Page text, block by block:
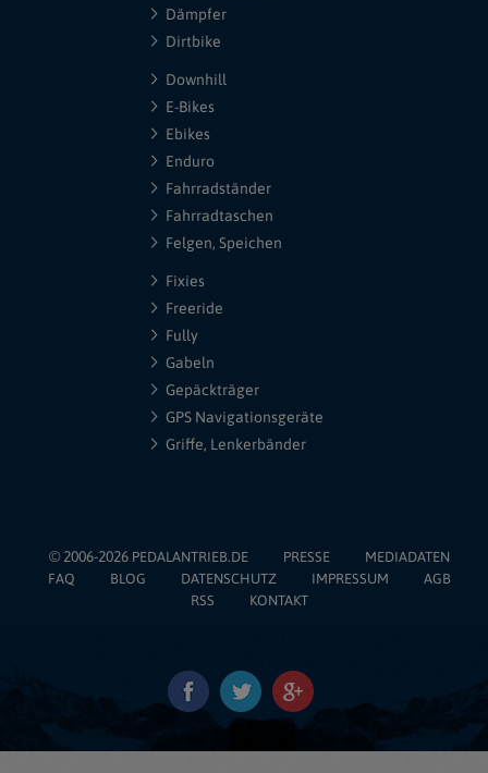
Dämpfer
Dirtbike
Downhill
E-Bikes
Ebikes
Enduro
Fahrradständer
Fahrradtaschen
Felgen, Speichen
Fixies
Freeride
Fully
Gabeln
Gepäckträger
GPS Navigationsgeräte
Griffe, Lenkerbänder
© 2006-2026 PEDALANTRIEB.DE PRESSE
MEDIADATEN
FAQ
BLOG DATENSCHUTZ IMPRESSUM
AGB
RSS
KONTAKT